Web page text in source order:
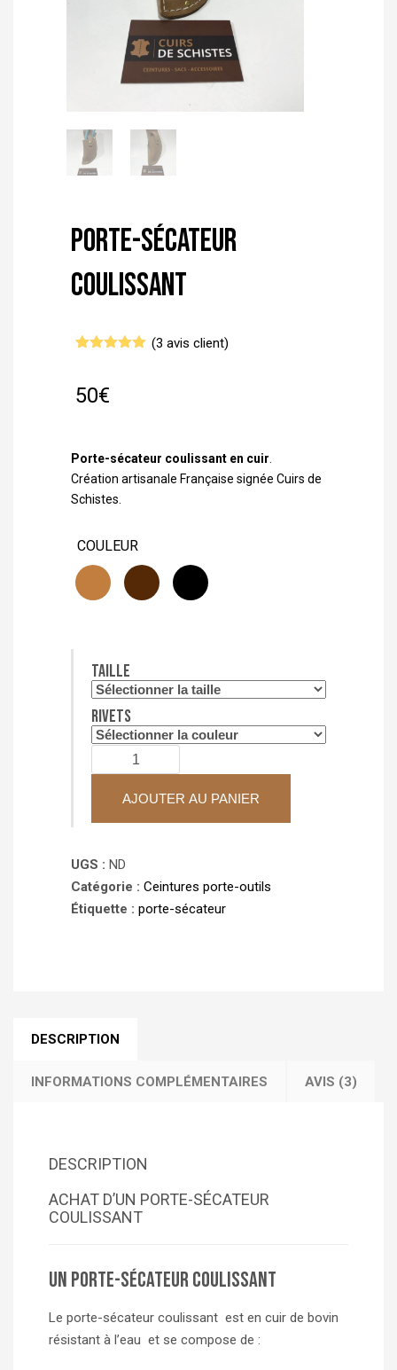
Porte-sécateur
coulissant
basé sur
notations
(3 avis client)
50€
Porte-sécateur coulissant en cuir.
Création artisanale Française signée Cuirs de
Schistes.
COULEUR
Taille
Rivets
quantité
de
Porte-
sécateur
AJOUTER AU PANIER
UGS : ND
Catégorie : Ceintures porte-outils
Étiquette : porte-sécateur
DESCRIPTION
INFORMATIONS COMPLÉMENTAIRES AVIS (3)
DESCRIPTION
ACHAT D’UN PORTE-SÉCATEUR
COULISSANT
Un porte-sécateur coulissant
Le porte-sécateur coulissant est en cuir de bovin
résistant à l’eau et se compose de :